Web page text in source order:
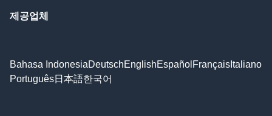
제공업체
Bahasa IndonesiaDeutschEnglishEspañol Français Italiano
Português日本語한국어